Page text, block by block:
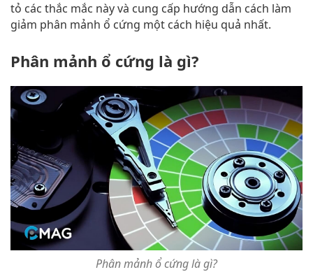
tỏ các thắc mắc này và cung cấp hướng dẫn cách làm
giảm phân mảnh ổ cứng một cách hiệu quả nhất.
Phân mảnh ổ cứng là gì?
Phân mảnh ổ cứng là gì?